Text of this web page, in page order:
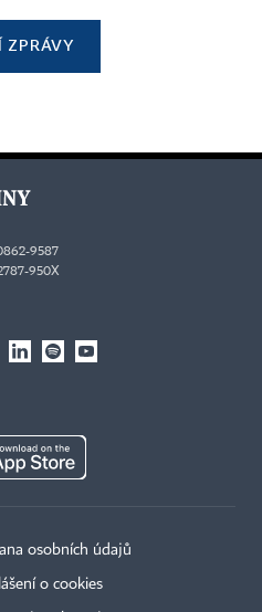
ZPRÁVY
9587
950X
osobních údajů
o cookies